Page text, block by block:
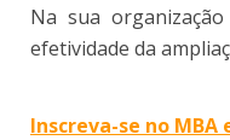
Na sua
efetividade da
Inscreva-se no MBA